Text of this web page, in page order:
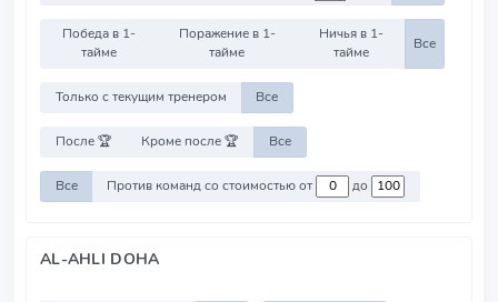
Победа в 1-
тайме
Поражение в 1-
тайме
Ничья в 1-
тайме
Все
Только с текущим тренером Все
После 🏆 Кроме после 🏆 Все
Все Против команд со стоимостью от до
AL-AHLI DOHA